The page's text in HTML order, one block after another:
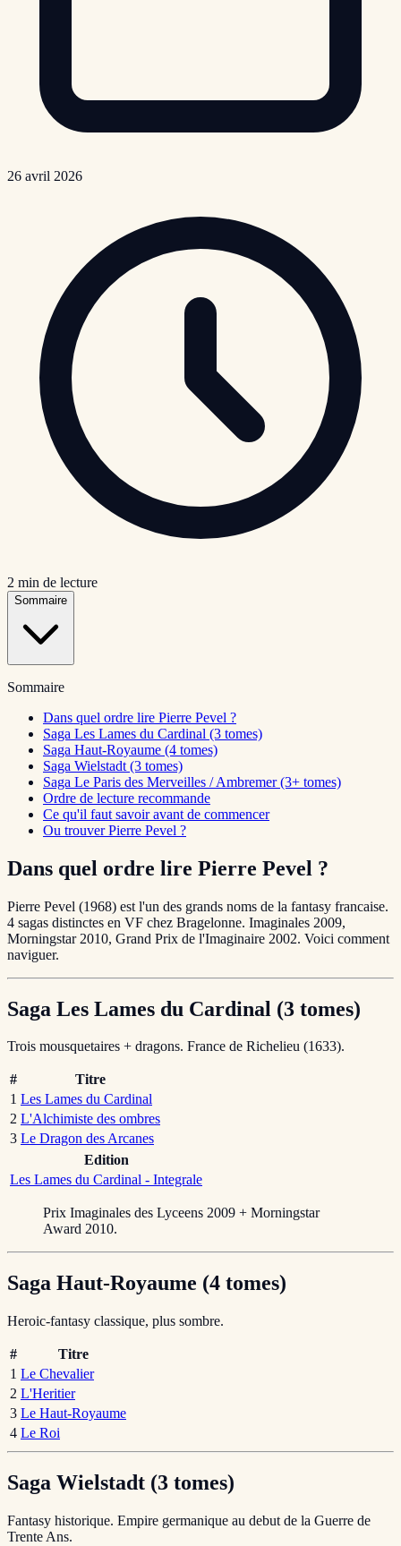
26 avril 2026
2 min de lecture
Sommaire
Sommaire
Dans quel ordre lire Pierre Pevel ?
Saga Les Lames du Cardinal (3 tomes)
Saga Haut-Royaume (4 tomes)
Saga Wielstadt (3 tomes)
Saga Le Paris des Merveilles / Ambremer (3+ tomes)
Ordre de lecture recommande
Ce qu'il faut savoir avant de commencer
Ou trouver Pierre Pevel ?
Dans quel ordre lire Pierre Pevel ?
Pierre Pevel (1968) est l'un des grands noms de la fantasy francaise.
4 sagas distinctes en VF chez Bragelonne. Imaginales 2009,
Morningstar 2010, Grand Prix de l'Imaginaire 2002. Voici comment
naviguer.
Saga Les Lames du Cardinal (3 tomes)
Trois mousquetaires + dragons. France de Richelieu (1633).
#
Titre
1 Les Lames du Cardinal
2 L'Alchimiste des ombres
3 Le Dragon des Arcanes
Edition
Les Lames du Cardinal - Integrale
Prix Imaginales des Lyceens 2009 + Morningstar
Award 2010.
Saga Haut-Royaume (4 tomes)
Heroic-fantasy classique, plus sombre.
#
Titre
1 Le Chevalier
2 L'Heritier
3 Le Haut-Royaume
4 Le Roi
Saga Wielstadt (3 tomes)
Fantasy historique. Empire germanique au debut de la Guerre de
Trente Ans.